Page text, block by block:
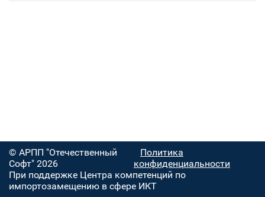
© АРПП "Отечественный
Софт" 2026
Политика
конфиденциальности
При поддержке Центра компетенций по
импортозамещению в сфере ИКТ